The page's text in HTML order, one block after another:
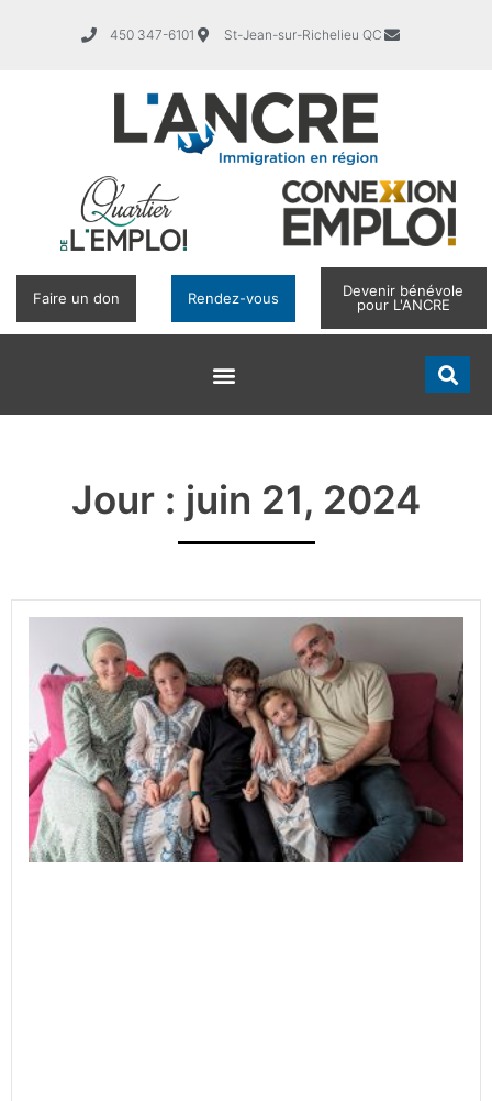
450 347-6101 St-Jean-sur-Richelieu QC
Faire un don Rendez-vous
Devenir bénévole
pour L'ANCRE
Jour : juin 21, 2024